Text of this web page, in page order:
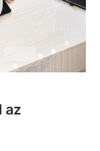
az